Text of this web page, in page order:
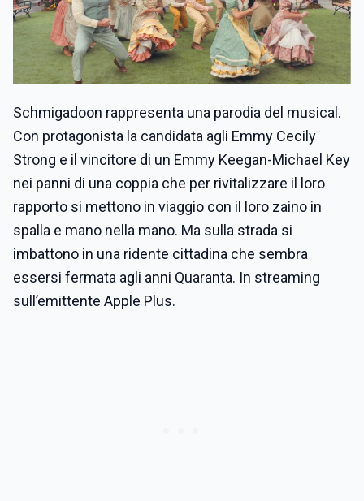
Schmigadoon rappresenta una parodia del musical.
Con protagonista la candidata agli Emmy Cecily
Strong e il vincitore di un Emmy Keegan-Michael Key
nei panni di una coppia che per rivitalizzare il loro
rapporto si mettono in viaggio con il loro zaino in
spalla e mano nella mano. Ma sulla strada si
imbattono in una ridente cittadina che sembra
essersi fermata agli anni Quaranta. In streaming
sull’emittente Apple Plus.